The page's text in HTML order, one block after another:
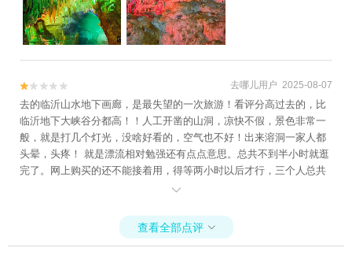

 去哪儿用户 2025-08-07
去的临沂山水地下画廊，是最失望的一次旅游！看评分高过去的，比
临沂地下大峡谷分都高！！人工开凿的山洞，凉快不假，景色非常一
般，就是打几个灯光，没啥好看的，空气也不好！出来溶洞一家人都
头晕，头疼！ 就是漂流相对勉强还有点点意思。总共不到半小时就逛
完了。网上购买的还不能接着用，得等两小时以后才行，三个人总共
花近400块大洋！！！另外所谓的景区内观光车每人十元，就围着山里
了，出来后立马走人！ 感觉这钱就支援老区了吧。 再也不去了！！！
景色:差 趣味:一点点 性价比:超级低！

查看全部点评 